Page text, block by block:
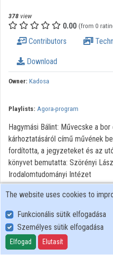
Categories
378 view
0.00 (from 0
Contributors
Download
Owner: Kadosa
Playlists: Agora-program
Hagymási Bálint: Művecske a
kárhoztatásáról című művének
fordította, a jegyzeteket és az
könyvet bemutatta: Szörényi
Irodalomtudományi Intézet
User Policy
Adatkezelési tájékoztató (en)
Cookie Policy
The website uses cookies to
Funkcionális sütik elfogadása
Személyes sütik elfogadása
Elfogad Elutasít